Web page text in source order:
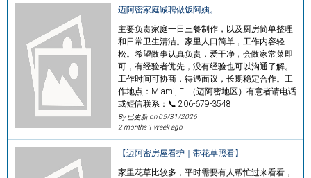
迈阿密家庭诚聘做饭阿姨。
主要负责家庭一日三餐制作，以及厨房简单整理
和日常卫生清洁。家里人口简单，工作内容轻
松。希望做事认真负责，爱干净，会做家常菜即
可，有经验者优先，没有经验也可以沟通了解。
工作时间可协商，待遇面议，长期稳定合作。工
作地点：Miami, FL（迈阿密地区）有意者请电话
或短信联系：📞 206-679-3548
By 已更新 on05/31/2026
2 months 1 week ago
【迈阿密房屋看护｜带花草照看】
家里花草比较多，平时需要有人帮忙过来看看，